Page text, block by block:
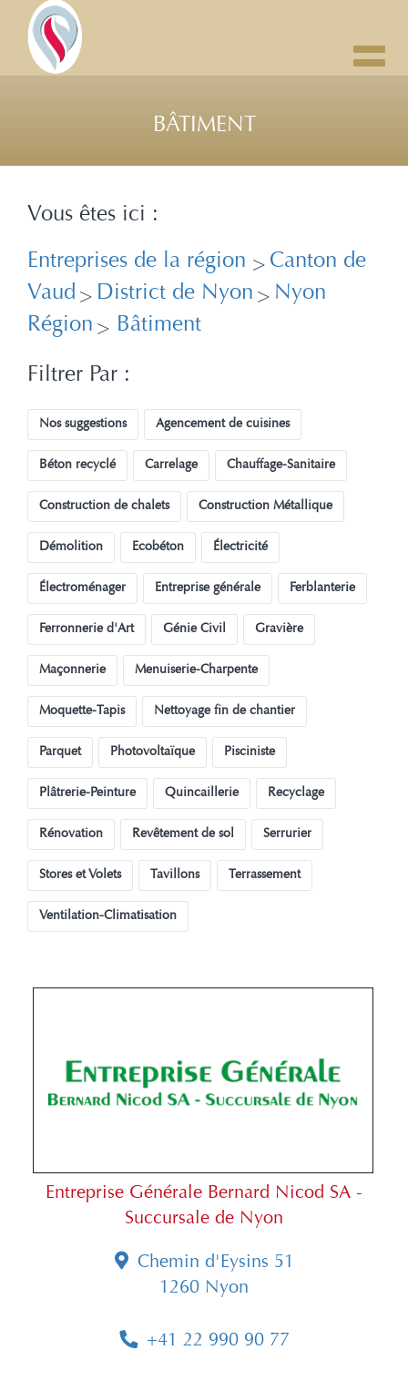
BÂTIMENT
Vous êtes ici :
Entreprises de la région > Canton de
Vaud > District de Nyon > Nyon
Région > Bâtiment
Filtrer Par :
Nos suggestions Agencement de cuisines
Béton recyclé Carrelage Chauffage-Sanitaire
Construction de chalets Construction Métallique
Démolition Ecobéton Électricité
Électroménager Entreprise générale Ferblanterie
Ferronnerie d'Art Génie Civil Gravière
Maçonnerie Menuiserie-Charpente
Moquette-Tapis Nettoyage fin de chantier
Parquet Photovoltaïque Pisciniste
Plâtrerie-Peinture Quincaillerie Recyclage
Rénovation Revêtement de sol Serrurier
Stores et Volets Tavillons Terrassement
Ventilation-Climatisation
Entreprise Générale Bernard Nicod SA -
Succursale de Nyon
Chemin d'Eysins 51
1260 Nyon
+41 22 990 90 77